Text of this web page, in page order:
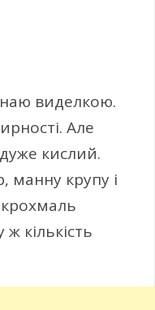
виделкою.
Але
кислий.
манну крупу і
кількість